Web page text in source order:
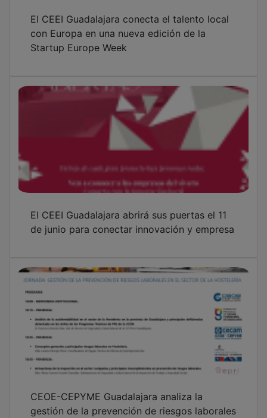
CEOE-CEPYME Guadalajara analiza la
gestión de la prevención de riesgos laborales
en el sector hostelero